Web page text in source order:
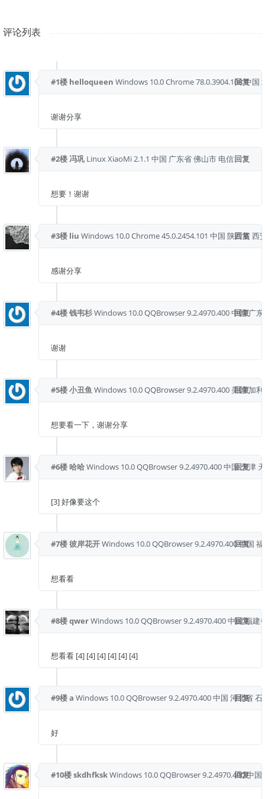
评论列表
回复
#1楼 helloqueen Windows 10.0Chrome 78.0.3904.108中国
谢谢分享
回复
#2楼冯巩 LinuxXiaoMi 2.1.1 中国 广东省 佛山市 电信
想要！谢谢
回复
#3楼 liu Windows 10.0Chrome 45.0.2454.101 中国 陕西省 西
感谢分享
回复
#4楼钱韦杉Windows 10.0QQBrowser 9.2.4970.400中国 广
谢谢
回复
#5楼小丑鱼Windows 10.0QQBrowser 9.2.4970.400 美国 加
想要看一下，谢谢分享
回复
#6楼哈哈Windows 10.0QQBrowser 9.2.4970.400中国 天津
[3] 好像要这个
回复
#7楼彼岸花开Windows 10.0QQBrowser 9.2.4970.400中国
想看看
回复
#8楼qwerWindows 10.0QQBrowser 9.2.4970.400中国 福建
想看看 [4] [4] [4] [4] [4] [4]
回复
#9楼a Windows 10.0QQBrowser 9.2.4970.400中国 河北省
好
回复
#10楼skdhfkskWindows 10.0QQBrowser 9.2.4970.400中国